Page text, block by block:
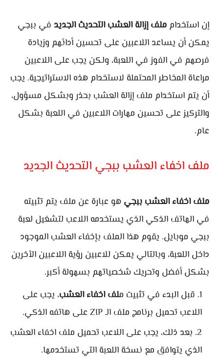
إن استخدام ملف إزالة العشب التحديث الجديد في ببجي
يمكن أن يساعد اللاعبين على تحسين أدائهم وزيادة
فرصهم في الفوز في اللعبة، ولكن يجب على اللاعبين
مراعاة المخاطر المحتملة لاستخدام هذه الاستراتيجية. يجب
أن يتم استخدام ملف إزالة العشب بحذر وبشكل مسؤول،
والتركيز على تحسين مهارات اللاعبين في اللعبة بشكل
عام.
ملف اخفاء العشب ببجي التحديث الجديد
ملف اخفاء العشب ببجي هو عبارة عن ملف يتم تثبيته
في الهاتف الذكي الذي يستخدمه اللاعب لتشغيل لعبة
ببجي موبايل. يقوم هذا الملف بإخفاء العشب الموجود
داخل اللعبة، وبالتالي يمكن للاعبين رؤية اللاعبين الآخرين
بشكل أفضل وتحريك شخصياتهم بسهولة أكبر.
قبل البدء في تثبيت ملف اخفاء العشب، يجب على
اللاعب تحميل برنامج ملف الـ ZIP على هاتفه الذكي.
بعد ذلك، يجب على اللاعب تحميل ملف اخفاء العشب
الذي يتوافق مع نسخة اللعبة التي تستخدمها.